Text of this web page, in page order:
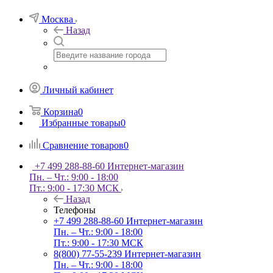
Москва
Назад
Личный кабинет
Корзина0
Избранные товары0
Сравнение товаров0
+7 499 288-88-60 Интернет-магазин
Пн. – Чт.: 9:00 - 18:00
Пт.: 9:00 - 17:30 МСК
Назад
Телефоны
+7 499 288-88-60 Интернет-магазин
Пн. – Чт.: 9:00 - 18:00
Пт.: 9:00 - 17:30 МСК
8(800) 77-55-239 Интернет-магазин
Пн. – Чт.: 9:00 - 18:00